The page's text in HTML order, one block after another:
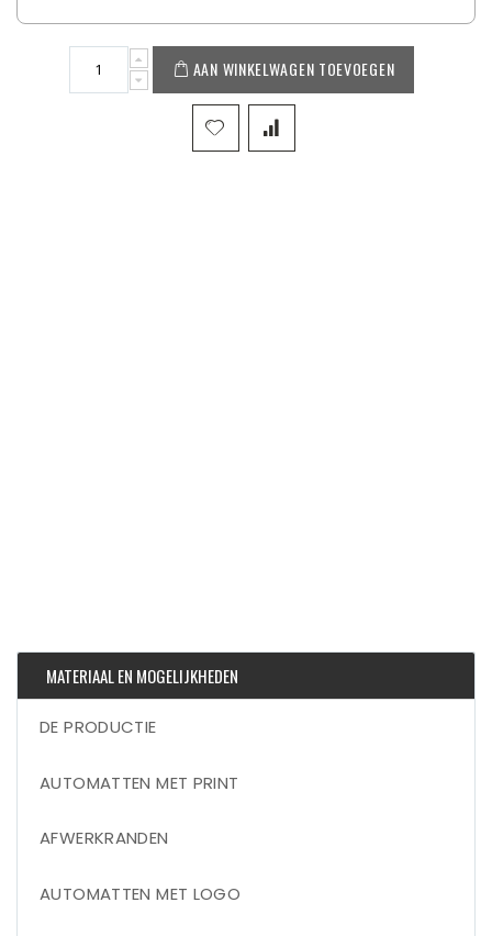
AAN WINKELWAGEN TOEVOEGEN
MATERIAAL EN MOGELIJKHEDEN
DE PRODUCTIE
AUTOMATTEN MET PRINT
AFWERKRANDEN
AUTOMATTEN MET LOGO